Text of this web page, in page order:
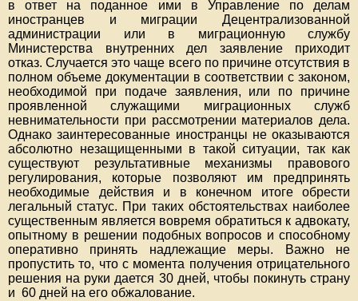
в ответ на поданное ими в Управление по делам
иностранцев и миграции Децентрализованной
администрации или в миграционную службу
Министерства внутренних дел заявление приходит
отказ. Случается это чаще всего по причине отсутствия в
полном объеме документации в соответствии с законом,
необходимой при подаче заявления, или по причине
проявленной служащими миграционных служб
невнимательности при рассмотрении материалов дела.
Однако заинтересованные иностранцы не оказываются
абсолютно незащищенными в такой ситуации, так как
существуют результативные механизмы правового
регулирования, которые позволяют им предпринять
необходимые действия и в конечном итоге обрести
легальный статус. При таких обстоятельствах наиболее
существенным является вовремя обратиться к адвокату,
опытному в решении подобных вопросов и способному
оперативно принять надлежащие меры. Важно не
пропустить то, что с момента получения отрицательного
решения на руки дается 30 дней, чтобы покинуть страну
и 60 дней на его обжалование.